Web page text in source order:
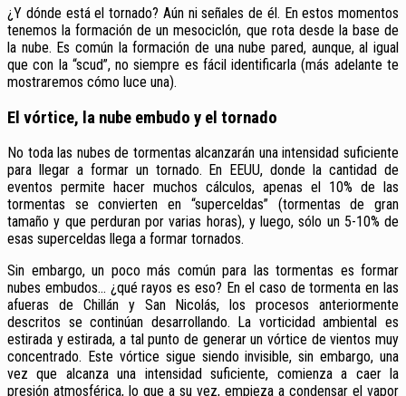
¿Y dónde está el tornado? Aún ni señales de él. En estos momentos
tenemos la formación de un mesociclón, que rota desde la base de
la nube. Es común la formación de una nube pared, aunque, al igual
que con la “scud”, no siempre es fácil identificarla (más adelante te
mostraremos cómo luce una).
El vórtice, la nube embudo y el tornado
No toda las nubes de tormentas alcanzarán una intensidad suficiente
para llegar a formar un tornado. En EEUU, donde la cantidad de
eventos permite hacer muchos cálculos, apenas el 10% de las
tormentas se convierten en “superceldas” (tormentas de gran
tamaño y que perduran por varias horas), y luego, sólo un 5-10% de
esas superceldas llega a formar tornados.
Sin embargo, un poco más común para las tormentas es formar
nubes embudos… ¿qué rayos es eso? En el caso de tormenta en las
afueras de Chillán y San Nicolás, los procesos anteriormente
descritos se continúan desarrollando. La vorticidad ambiental es
estirada y estirada, a tal punto de generar un vórtice de vientos muy
concentrado. Este vórtice sigue siendo invisible, sin embargo, una
vez que alcanza una intensidad suficiente, comienza a caer la
presión atmosférica, lo que a su vez, empieza a condensar el vapor